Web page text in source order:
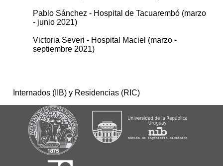
Pablo Sánchez - Hospital de Tacuarembó (marzo
- junio 2021)
Victoria Severi - Hospital Maciel (marzo -
septiembre 2021)
Internados (IIB) y Residencias (RIC)